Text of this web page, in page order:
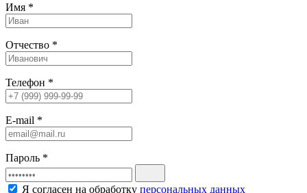
Имя *
Отчество *
Телефон *
E-mail *
Пароль *
Я согласен на обработку персональных данных